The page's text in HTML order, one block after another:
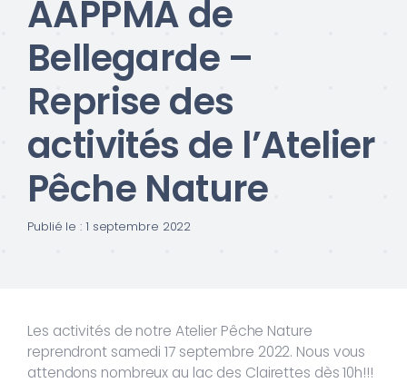
AAPPMA de
Bellegarde –
Reprise des
activités de l’Atelier
Pêche Nature
Publié le : 1 septembre 2022
Les activités de notre Atelier Pêche Nature
reprendront samedi 17 septembre 2022. Nous vous
attendons nombreux au lac des Clairettes dès 10h!!!